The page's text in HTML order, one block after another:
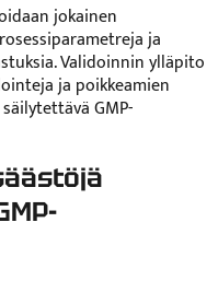
jokainen
ja
Validoinnin ylläpito
ja poikkeamien
GMP-